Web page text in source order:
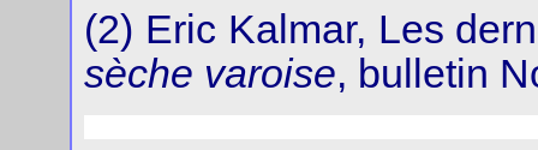
(2) Eric Kalmar, Les
sèche varoise, bulletin